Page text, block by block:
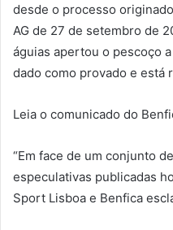
desde o processo
AG de 27 de setembro de
águias apertou o pescoço
dado como provado e está
Leia o comunicado do
“Em face de um conjunto
especulativas publicadas
Sport Lisboa e Benfica